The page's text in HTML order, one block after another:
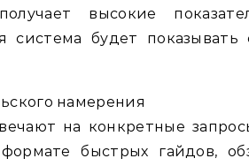
высокие
система будет
намерения
на конкретные
быстрых гайдов,